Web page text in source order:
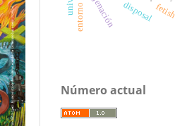
fetish
disposal
Número actual